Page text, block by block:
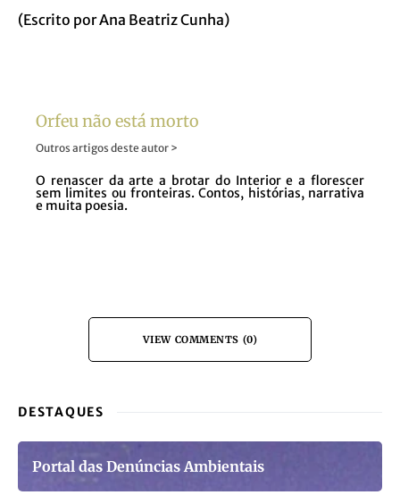
(Escrito por Ana Beatriz Cunha)
Orfeu não está morto
Outros artigos deste autor >
O renascer da arte a brotar do Interior e a florescer
sem limites ou fronteiras. Contos, histórias, narrativa
e muita poesia.
VIEW COMMENTS (0)
DESTAQUES
Portal das Denúncias Ambientais